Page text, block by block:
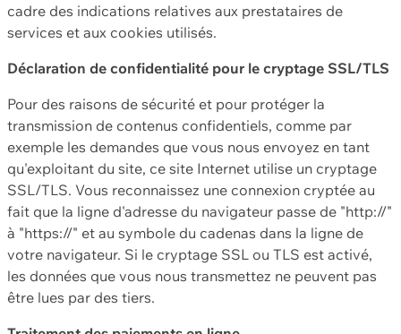
cadre des indications relatives aux prestataires de
services et aux cookies utilisés.
Déclaration de confidentialité pour le cryptage SSL/TLS
Pour des raisons de sécurité et pour protéger la
transmission de contenus confidentiels, comme par
exemple les demandes que vous nous envoyez en tant
qu'exploitant du site, ce site Internet utilise un cryptage
SSL/TLS. Vous reconnaissez une connexion cryptée au
fait que la ligne d'adresse du navigateur passe de "http://"
à "https://" et au symbole du cadenas dans la ligne de
votre navigateur. Si le cryptage SSL ou TLS est activé,
les données que vous nous transmettez ne peuvent pas
être lues par des tiers.